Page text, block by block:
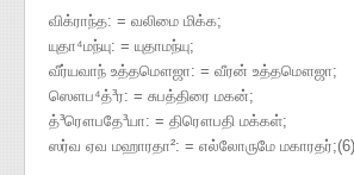
விக்ராந்த: = வலிமை மிக்க;
யுதா⁴மந்யு: = யுதாமந்யு;
வீர்யவாந் உத்தமௌஜா: = வீரன் உத்தமௌஜா;
ஸௌப⁴த்³ர: = சுபத்திரை மகன்;
த்³ரௌபதே³யா: = திரௌபதி மக்கள்;
ஸர்வ ஏவ மஹாரதா²: = எல்லோருமே மகாரதர்;(6)